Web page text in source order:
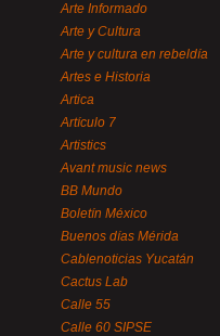
Arte Informado
Arte y Cultura
Arte y cultura en rebeldía
Artes e Historia
Artica
Artículo 7
Artistics
Avant music news
BB Mundo
Boletín México
Buenos días Mérida
Cablenoticias Yucatán
Cactus Lab
Calle 55
Calle 60 SIPSE